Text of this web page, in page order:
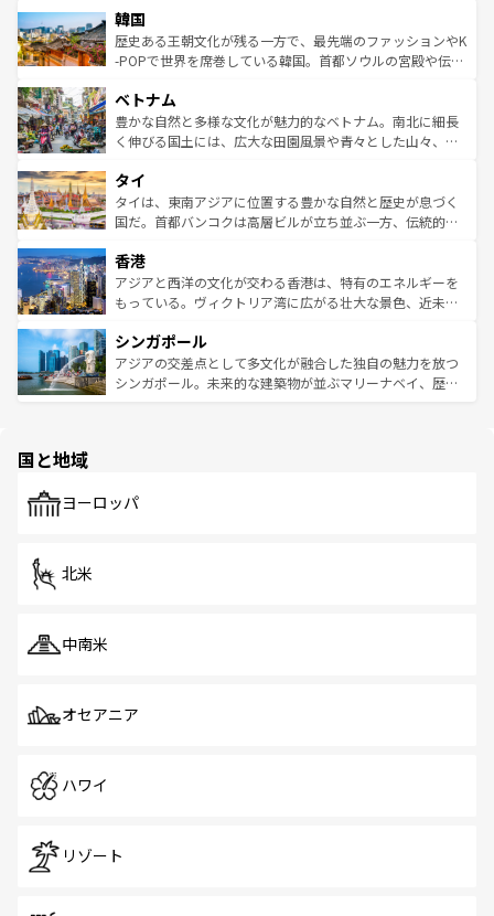
ワイを、存分に味わってほしい。 なお、新着のハワイ情報
はコンテンツ一覧を参照してほしい。
いる。アクティビティも充実しており、サーフィンやダイ
ビング、ハイキングなど、アウトドア好きにはたまらな
い。オーストラリアの多彩な魅力を存分に味わいつくそ
参照してほしい。
ン）、静ひつな山岳地帯である台湾東部など、都市の喧騒
と山間の静けさが共存しており、訪れる人に新しい発見と
驚きをもたらしてくれる。また、奥深い台湾の食文化も魅
容にもいいと評判のスイーツなど、バラエティ豊かな料理
が味わえる。 なお、新着の台湾情報は コンテンツ一覧を参
照してほしい。
韓国
歴史ある王朝文化が残る一方で、最先端のファッションやK
-POPで世界を席巻している韓国。首都ソウルの宮殿や伝統
き、地方に足を延ばせば四季折々の自然美を楽しむことが
できる。そして、キムチや焼肉、絶品のストリートフード
まで、さまざまな韓国料理が待っている。夜には、韓国な
リティに包まれながら、韓国の多彩な魅力を心ゆくまで味
わってみてほしい。 なお、新着の韓国情報はコンテンツ一
覧を参照してほしい。
ベトナム
豊かな自然と多様な文化が魅力的なベトナム。南北に細長
く伸びる国土には、広大な田園風景や青々とした山々、世
急速な発展と共に伝統が息づく。ハノイの古い町並みやホ
ーチミン市のフランス統治時代の建物も、独特の雰囲気を
醸し出している。また、バラエティの豊かさとおいしさで
とつ。フォーやバインミー、ベトナムコーヒーなどは、ぜ
ひ現地で味わいたい。どの地域を訪れてもあたたかい人々
が旅行者を迎えてくれるので、きっと忘れられない旅にな
参照してほしい。
タイ
タイは、東南アジアに位置する豊かな自然と歴史が息づく
国だ。首都バンコクは高層ビルが立ち並ぶ一方、伝統的な
の活気が交差している。北部ではチェンマイなどの山岳地
帯で自然と触れ合い、南部ではプーケットやクラビの美し
いビーチでリゾート気分を楽しむことができる。タイ料理
激する。気候は一年中温暖で、どの季節にも異なる楽しみ
が待っている。親しみやすいタイの人々、仏教を中心とし
た文化、そして多様な観光資源が、訪れる旅人を魅了し続
香港
アジアと西洋の文化が交わる香港は、特有のエネルギーを
もっている。ヴィクトリア湾に広がる壮大な景色、近未来
み、どこを訪れても感動するはず。観光スポットが密集し
ており、効率よく見どころを回れるのも魅力。息をのむよ
うな絶景から文化的な体験まで、香港を存分に楽しみ尽く
シンガポール
アジアの交差点として多文化が融合した独自の魅力を放つ
シンガポール。未来的な建築物が並ぶマリーナベイ、歴史
で、ホーカーズは地元の風情を楽しめる外せないスポット
国と地域
ヨーロッパ
北米
中南米
オセアニア
ハワイ
リゾート